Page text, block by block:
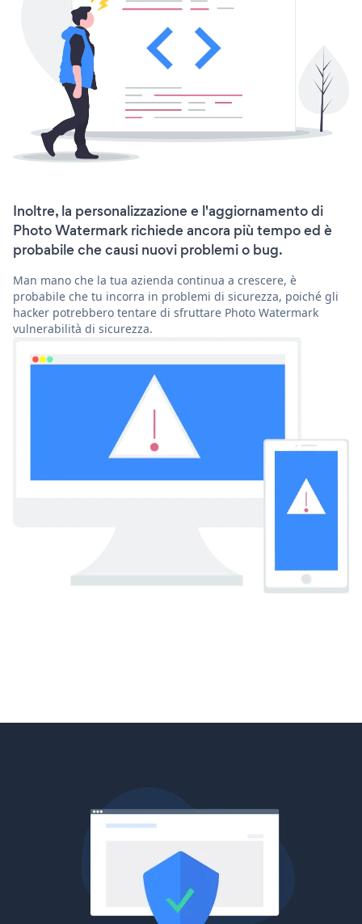
Inoltre, la personalizzazione e l'aggiornamento di
Photo Watermark richiede ancora più tempo ed è
probabile che causi nuovi problemi o bug.
Man mano che la tua azienda continua a crescere, è
probabile che tu incorra in problemi di sicurezza, poiché gli
hacker potrebbero tentare di sfruttare Photo Watermark
vulnerabilità di sicurezza.